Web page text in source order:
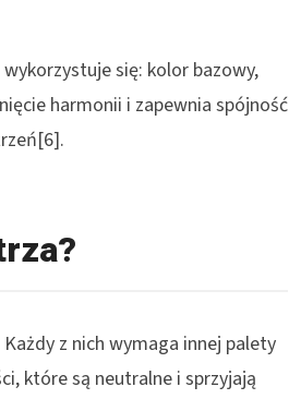
się: kolor bazowy,
harmonii i zapewnia spójność
z nich wymaga innej palety
które są neutralne i sprzyjają